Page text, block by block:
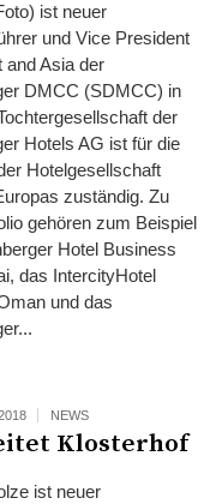
ist neuer
und Vice President
and Asia der
DMCC (SDMCC) in
der
Hotels AG ist für die
Hotelgesellschaft
zuständig. Zu
gehören zum Beispiel
Hotel Business
das IntercityHotel
und das
NEWS
Klosterhof
ist neuer